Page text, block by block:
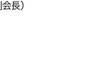
長）